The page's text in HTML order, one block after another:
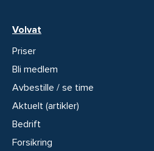
Volvat
Priser
Bli medlem
Avbestille / se time
Aktuelt (artikler)
Bedrift
Forsikring